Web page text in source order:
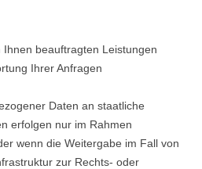
beauftragten Leistungen
Ihrer Anfragen
Daten an staatliche
erfolgen nur im Rahmen
wenn die Weitergabe im Fall von
zur Rechts- oder